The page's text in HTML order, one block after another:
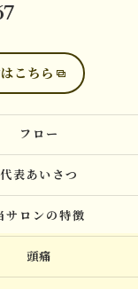
こちら
フロー
代表あいさつ
サロンの特徴
頭痛